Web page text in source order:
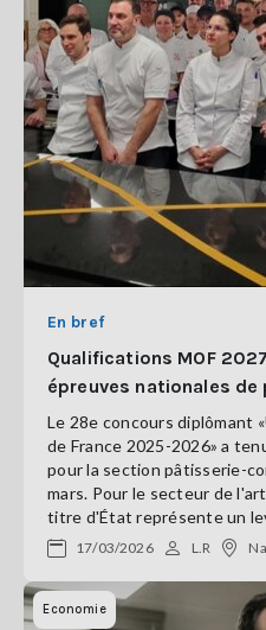
En bref
Qualifications MOF
épreuves nationales
Le 28e concours diplômant
de France 2025-2026» a
pour la section pâtisserie-
mars. Pour le secteur de
titre d'État représente un
17/03/2026 L.R
Economie